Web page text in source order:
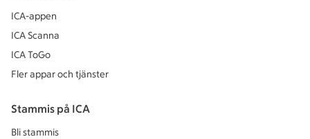
ICA-appen
ICA Scanna
ICA ToGo
Fler appar och tjänster
Stammis på ICA
Bli stammis